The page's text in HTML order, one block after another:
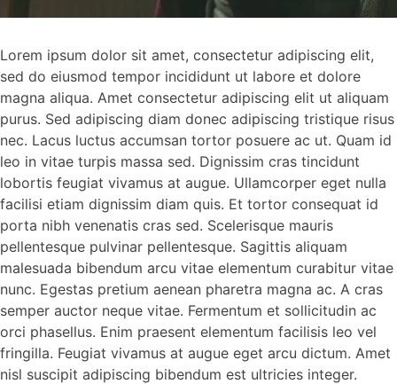
Lorem ipsum dolor sit amet, consectetur adipiscing elit,
sed do eiusmod tempor incididunt ut labore et dolore
magna aliqua. Amet consectetur adipiscing elit ut aliquam
purus. Sed adipiscing diam donec adipiscing tristique risus
nec. Lacus luctus accumsan tortor posuere ac ut. Quam id
leo in vitae turpis massa sed. Dignissim cras tincidunt
lobortis feugiat vivamus at augue. Ullamcorper eget nulla
facilisi etiam dignissim diam quis. Et tortor consequat id
porta nibh venenatis cras sed. Scelerisque mauris
pellentesque pulvinar pellentesque. Sagittis aliquam
malesuada bibendum arcu vitae elementum curabitur vitae
nunc. Egestas pretium aenean pharetra magna ac. A cras
semper auctor neque vitae. Fermentum et sollicitudin ac
orci phasellus. Enim praesent elementum facilisis leo vel
fringilla. Feugiat vivamus at augue eget arcu dictum. Amet
nisl suscipit adipiscing bibendum est ultricies integer.